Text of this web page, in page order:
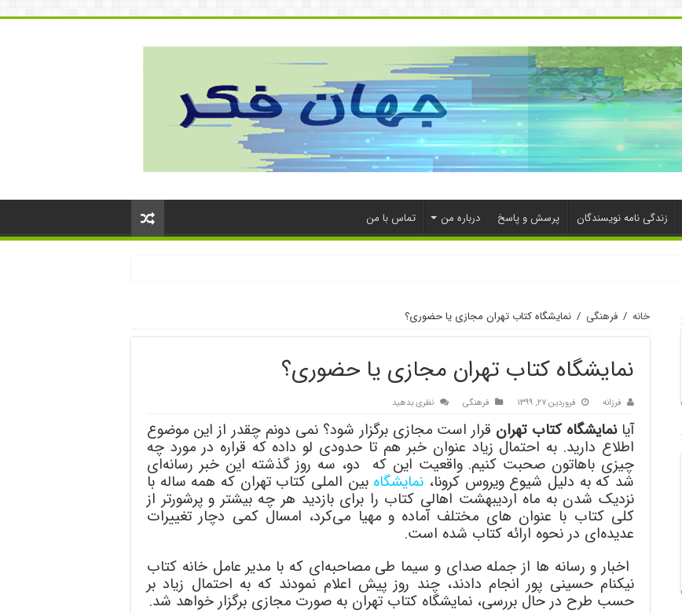
زندگی نامه نویسندگان پرسش و پاسخ درباره من تماس با من
خانه / فرهنگی / نمایشگاه کتاب تهران مجازی یا حضوری؟
نمایشگاه کتاب تهران مجازی یا حضوری؟
فرزانه فروردین ۲۷, ۱۳۹۹ فرهنگی نظری بدهید
آیانمایشگاه کتاب تهران قرار است مجازی برگزار شود؟ نمی دونم چقدر از این موضوع
اطلاع دارید. به احتمال زیاد عنوان خبر هم تا حدودی لو داده که قراره در مورد چه
چیزی باهاتون صحبت کنیم. واقعیت این که دو، سه روز گذشته این خبر رسانه‌ای
شد که به دلیل شیوع ویروس کرونا، نمایشگاه بین الملی کتاب تهران که همه ساله با
نزدیک شدن به ماه اردیبهشت اهالی کتاب را برای بازدید هر چه بیشتر و پرشورتر از
کلی کتاب با عنوان های مختلف آماده و مهیا می‌کرد، امسال کمی دچار تغییرات
عدیده‌ای در نحوه ارائه کتاب شده است.
اخبار و رسانه ها از جمله صدای و سیما طی مصاحبه‌ای که با مدیر عامل خانه کتاب
نیکنام حسینی پور انجام دادند، چند روز پیش اعلام نمودند که به احتمال زیاد بر
حسب طرح در حال بررسی، نمایشگاه کتاب تهران به صورت مجازی برگزار خواهد شد.